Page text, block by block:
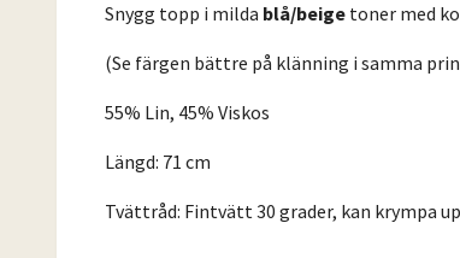
Snygg topp i milda blå/beige toner med
(Se färgen bättre på klänning i samma
55% Lin, 45% Viskos
Längd: 71 cm
Tvättråd: Fintvätt 30 grader, kan krympa